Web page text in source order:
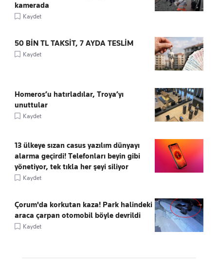
kamerada
Kaydet
50 BİN TL TAKSİT, 7 AYDA TESLİM
Kaydet
Homeros’u hatırladılar, Troya’yı
unuttular
Kaydet
13 ülkeye sızan casus yazılım dünyayı
alarma geçirdi! Telefonları beyin gibi
yönetiyor, tek tıkla her şeyi siliyor
Kaydet
Çorum'da korkutan kaza! Park halindeki
araca çarpan otomobil böyle devrildi
Kaydet